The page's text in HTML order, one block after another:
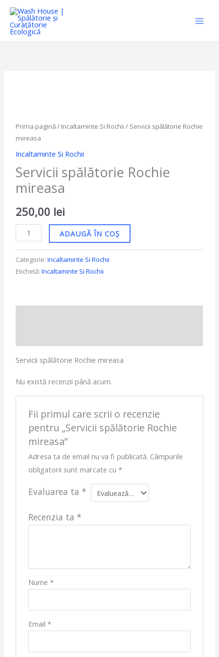
Skip
content
Prima pagină/ Incaltaminte Si Rochii / Servicii spălătorie Rochie
mireasa
Incaltaminte Si Rochii
Servicii spălătorie Rochie
mireasa
250,00 lei
mireasa
ADAUGĂ ÎN COȘ
Categorie:Incaltaminte Si Rochii
Etichetă:Incaltaminte Si Rochii
Servicii spălătorie Rochie mireasa
Nu există recenzii până acum.
Fii primul care scrii o recenzie
pentru „Servicii spălătorie Rochie
mireasa”
Adresa ta de email nu va fi publicată. Câmpurile
obligatorii sunt marcate cu *
Evaluarea ta *
Recenzia ta *
Nume *
Email *